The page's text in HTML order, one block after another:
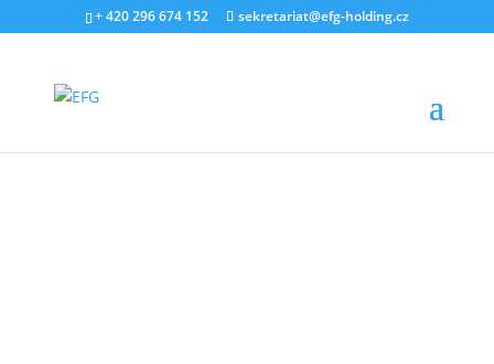
+ 420 296 674 152 sekretariat@efg-holding.cz